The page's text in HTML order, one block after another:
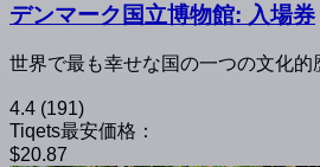
デンマーク国立博物館: 入場券
世界で最も幸せな国の一つの文化的
4.4 (191)
Tiqets最安価格：
$20.87